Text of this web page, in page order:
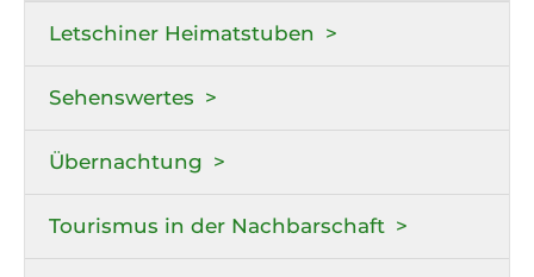
Letschiner Heimatstuben
Sehenswertes
Übernachtung
Tourismus in der Nachbarschaft